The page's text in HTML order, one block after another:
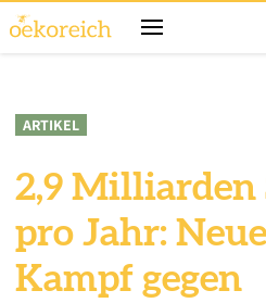
ARTIKEL
2,9 Milliarden
pro Jahr:
Kampf gegen